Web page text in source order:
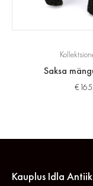
Saksa
€
Kauplus Idla Antiik